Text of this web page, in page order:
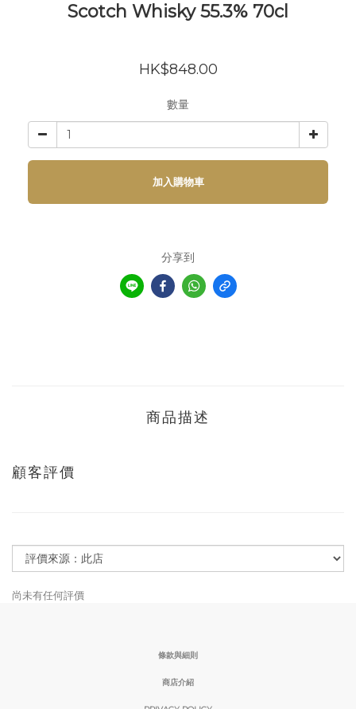
Scotch Whisky 55.3% 70cl
HK$848.00
數量
加入購物車
分享到
商品描述
顧客評價
尚未有任何評價
條款與細則
商店介紹